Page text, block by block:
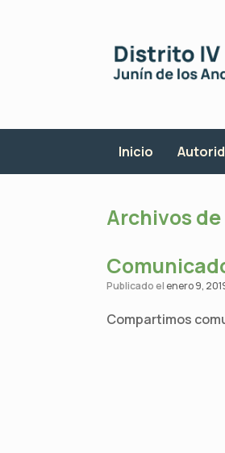
Inicio
Archivos
Publicado el enero 9,
Compartimos